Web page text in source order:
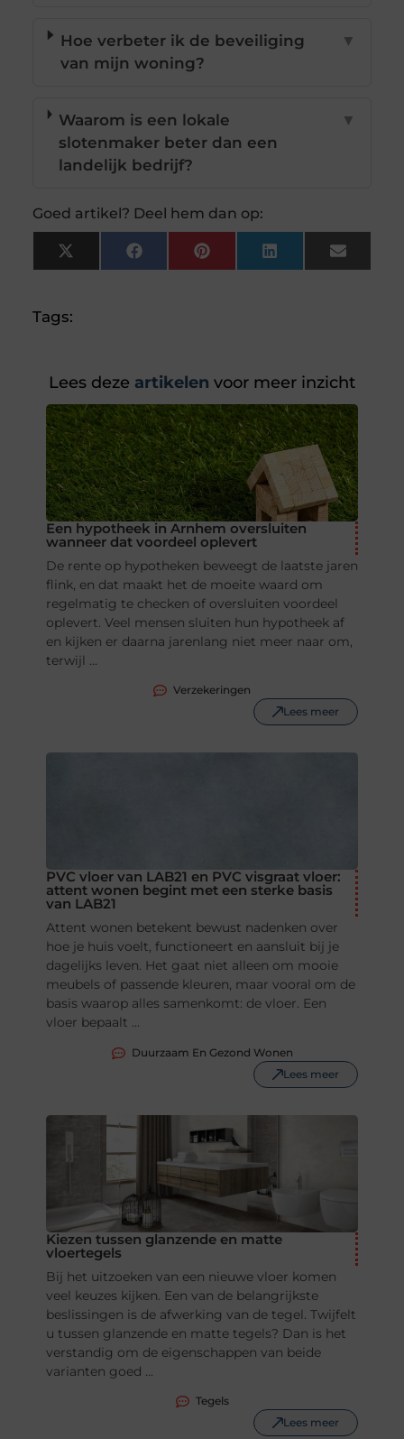
Hoe verbeter ik de beveiliging
van mijn woning?
▼
Waarom is een lokale
slotenmaker beter dan een
landelijk bedrijf?
▼
Goed artikel? Deel hem dan op:
X
(Twitter)
FacebookPinterestLinkedInEmail
Tags:
Lees deze artikelen voor meer inzicht
Een hypotheek in Arnhem oversluiten
wanneer dat voordeel oplevert
De rente op hypotheken beweegt de laatste jaren
flink, en dat maakt het de moeite waard om
regelmatig te checken of oversluiten voordeel
oplevert. Veel mensen sluiten hun hypotheek af
en kijken er daarna jarenlang niet meer naar om,
terwijl ...
Verzekeringen
Lees meer
PVC vloer van LAB21 en PVC visgraat vloer:
attent wonen begint met een sterke basis
van LAB21
Attent wonen betekent bewust nadenken over
hoe je huis voelt, functioneert en aansluit bij je
dagelijks leven. Het gaat niet alleen om mooie
meubels of passende kleuren, maar vooral om de
basis waarop alles samenkomt: de vloer. Een
vloer bepaalt ...
Duurzaam En Gezond Wonen
Lees meer
Kiezen tussen glanzende en matte
vloertegels
Bij het uitzoeken van een nieuwe vloer komen
veel keuzes kijken. Een van de belangrijkste
beslissingen is de afwerking van de tegel. Twijfelt
u tussen glanzende en matte tegels? Dan is het
verstandig om de eigenschappen van beide
varianten goed ...
Tegels
Lees meer